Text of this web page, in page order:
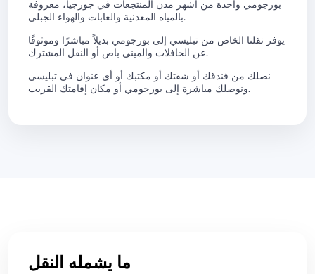
بورجومي واحدة من أشهر مدن المنتجعات في جورجيا، معروفة
بالمياه المعدنية والغابات والهواء الجبلي.
يوفر نقلنا الخاص من تبليسي إلى بورجومي بديلاً مباشرًا وموثوقًا
عن الحافلات والميني باص أو النقل المشترك.
نصلك من فندقك أو شقتك أو مكتبك أو أي عنوان في تبليسي
ونوصلك مباشرة إلى بورجومي أو مكان إقامتك القريب.
ما يشمله النقل